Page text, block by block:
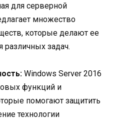
для серверной
множество
которые делают ее
задач.
Windows Server 2016
функций и
помогают защитить
технологии